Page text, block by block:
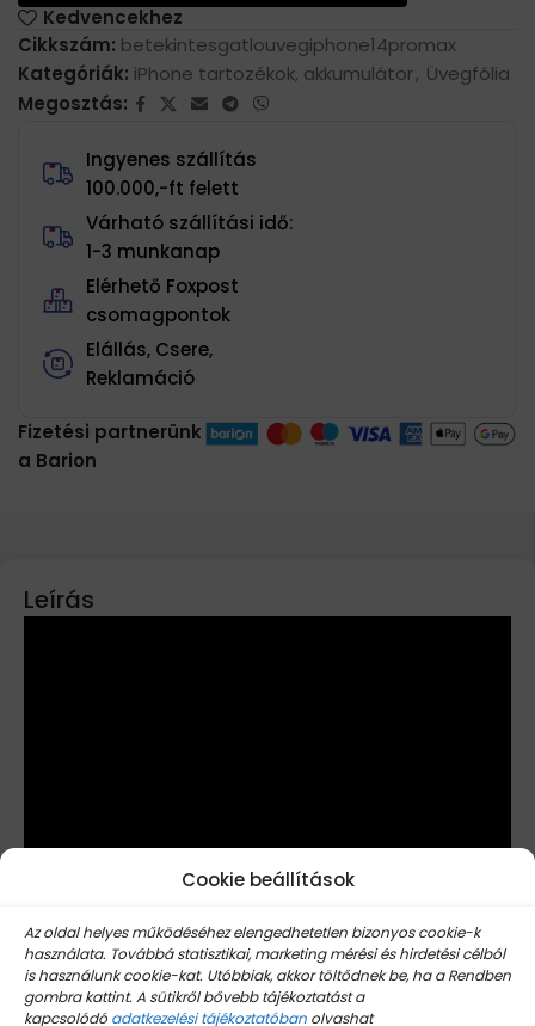
Cookie beállítások
Az oldal helyes működéséhez elengedhetetlen bizonyos cookie-k
használata. Továbbá statisztikai, marketing mérési és hirdetési célból
is használunk cookie-kat. Utóbbiak, akkor töltődnek be, ha a Rendben
gombra kattint. A sütikről bővebb tájékoztatást a
kapcsolódó adatkezelési tájékoztatóban olvashat
Kedvencekhez
Cikkszám: betekintesgatlouvegiphone14promax
Kategóriák: iPhone tartozékok, akkumulátor, Üvegfólia
Megosztás:
Ingyenes szállítás
100.000,-ft felett
Várható szállítási idő:
1-3 munkanap
Elérhető Foxpost
csomagpontok
Elállás, Csere,
Reklamáció
Fizetési partnerünk
a Barion
Leírás